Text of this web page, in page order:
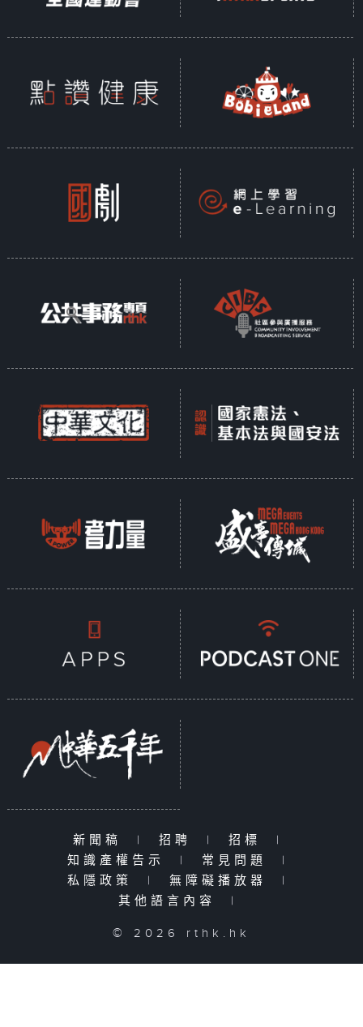
新聞稿 | 招聘 | 招標
|
知識產權告示
| 常見問題
|
私隱政策
| 無障礙播放器
|
其他語言內容
|
© 2026 rthk.hk